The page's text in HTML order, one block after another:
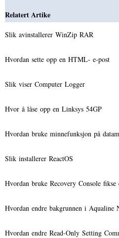
Relatert Artike
Slik avinstallerer WinZip RAR
Hvordan sette opp en HTML- e-post
Slik viser Computer Logger
Hvor å låse opp en Linksys 54GP
Hvordan bruke minnefunksjon på
Slik installerer ReactOS
Hvordan bruke Recovery Console
Hvordan endre bakgrunnen i Aqualine
Hvordan endre Read-Only Setting